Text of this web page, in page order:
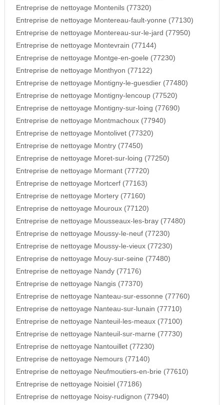
Entreprise de nettoyage Montenils (77320)
Entreprise de nettoyage Montereau-fault-yonne (77130)
Entreprise de nettoyage Montereau-sur-le-jard (77950)
Entreprise de nettoyage Montevrain (77144)
Entreprise de nettoyage Montge-en-goele (77230)
Entreprise de nettoyage Monthyon (77122)
Entreprise de nettoyage Montigny-le-guesdier (77480)
Entreprise de nettoyage Montigny-lencoup (77520)
Entreprise de nettoyage Montigny-sur-loing (77690)
Entreprise de nettoyage Montmachoux (77940)
Entreprise de nettoyage Montolivet (77320)
Entreprise de nettoyage Montry (77450)
Entreprise de nettoyage Moret-sur-loing (77250)
Entreprise de nettoyage Mormant (77720)
Entreprise de nettoyage Mortcerf (77163)
Entreprise de nettoyage Mortery (77160)
Entreprise de nettoyage Mouroux (77120)
Entreprise de nettoyage Mousseaux-les-bray (77480)
Entreprise de nettoyage Moussy-le-neuf (77230)
Entreprise de nettoyage Moussy-le-vieux (77230)
Entreprise de nettoyage Mouy-sur-seine (77480)
Entreprise de nettoyage Nandy (77176)
Entreprise de nettoyage Nangis (77370)
Entreprise de nettoyage Nanteau-sur-essonne (77760)
Entreprise de nettoyage Nanteau-sur-lunain (77710)
Entreprise de nettoyage Nanteuil-les-meaux (77100)
Entreprise de nettoyage Nanteuil-sur-marne (77730)
Entreprise de nettoyage Nantouillet (77230)
Entreprise de nettoyage Nemours (77140)
Entreprise de nettoyage Neufmoutiers-en-brie (77610)
Entreprise de nettoyage Noisiel (77186)
Entreprise de nettoyage Noisy-rudignon (77940)